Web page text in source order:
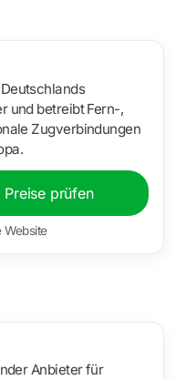
und betreibt Fern-,
Zugverbindungen
Preise prüfen
Website
Anbieter für